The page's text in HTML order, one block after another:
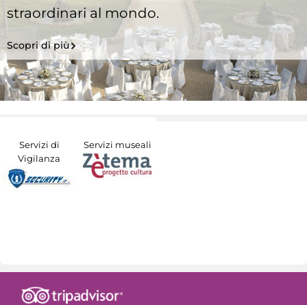
straordinari al mondo.
Scopri di più
Servizi di
Vigilanza
Servizi museali